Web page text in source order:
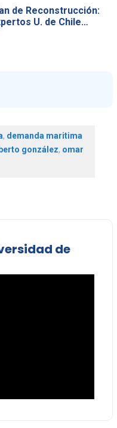
de Reconstrucción:
U. de Chile…
, demanda maritima
gonzález, omar
de